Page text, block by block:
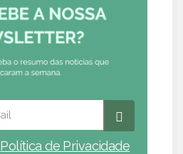
Política de Privacidade